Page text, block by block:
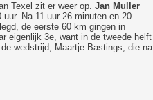
Texel zit er weer op. Jan Muller
Na 11 uur 26 minuten en 20
de eerste 60 km gingen in
eigenlijk 3e, want in de tweede helft
wedstrijd, Maartje Bastings, die na